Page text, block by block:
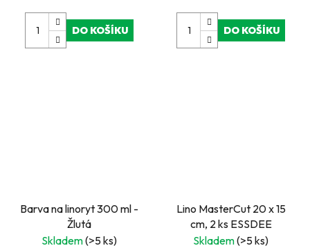
DO KOŠÍKU DO KOŠÍKU
Barva na linoryt 300 ml -
Žlutá
Skladem(>5 ks)
Lino MasterCut 20 x 15
cm, 2 ks ESSDEE
Skladem(>5 ks)